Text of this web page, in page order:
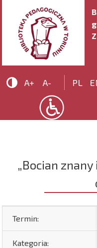
 A+ A- PL
„Bocian
Termin:
Kategoria: